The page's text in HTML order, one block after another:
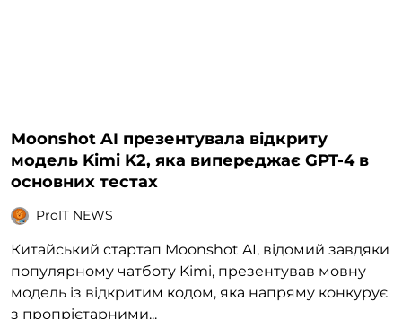
Moonshot AI презентувала відкриту
модель Kimi K2, яка випереджає GPT-4 в
основних тестах
ProIT NEWS
Китайський стартап Moonshot AI, відомий завдяки
популярному чатботу Kimi, презентував мовну
модель із відкритим кодом, яка напряму конкурує
з пропрієтарними...